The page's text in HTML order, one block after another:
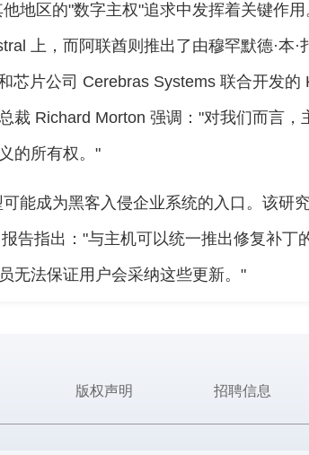
地区的"数字主权"追求中发挥着关键作用
上，而阿联酋则推出了由穆罕默德·本·
芯片公司 Cerebras Systems 联合开发的
裁 Richard Morton 强调："对我们而言，
的所有权。"
能成为黑客入侵企业系统的入口。该研究
告指出："与主机可以统一推出修复补丁
无法保证用户会采纳这些更新。"
版权声明 招聘信息